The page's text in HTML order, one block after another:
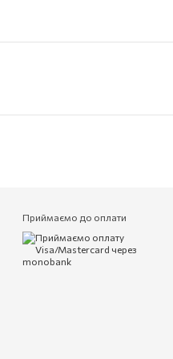
Приймаємо до оплати